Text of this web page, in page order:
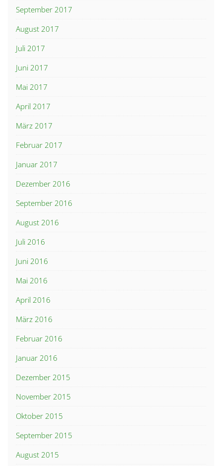
September 2017
August 2017
Juli 2017
Juni 2017
Mai 2017
April 2017
März 2017
Februar 2017
Januar 2017
Dezember 2016
September 2016
August 2016
Juli 2016
Juni 2016
Mai 2016
April 2016
März 2016
Februar 2016
Januar 2016
Dezember 2015
November 2015
Oktober 2015
September 2015
August 2015